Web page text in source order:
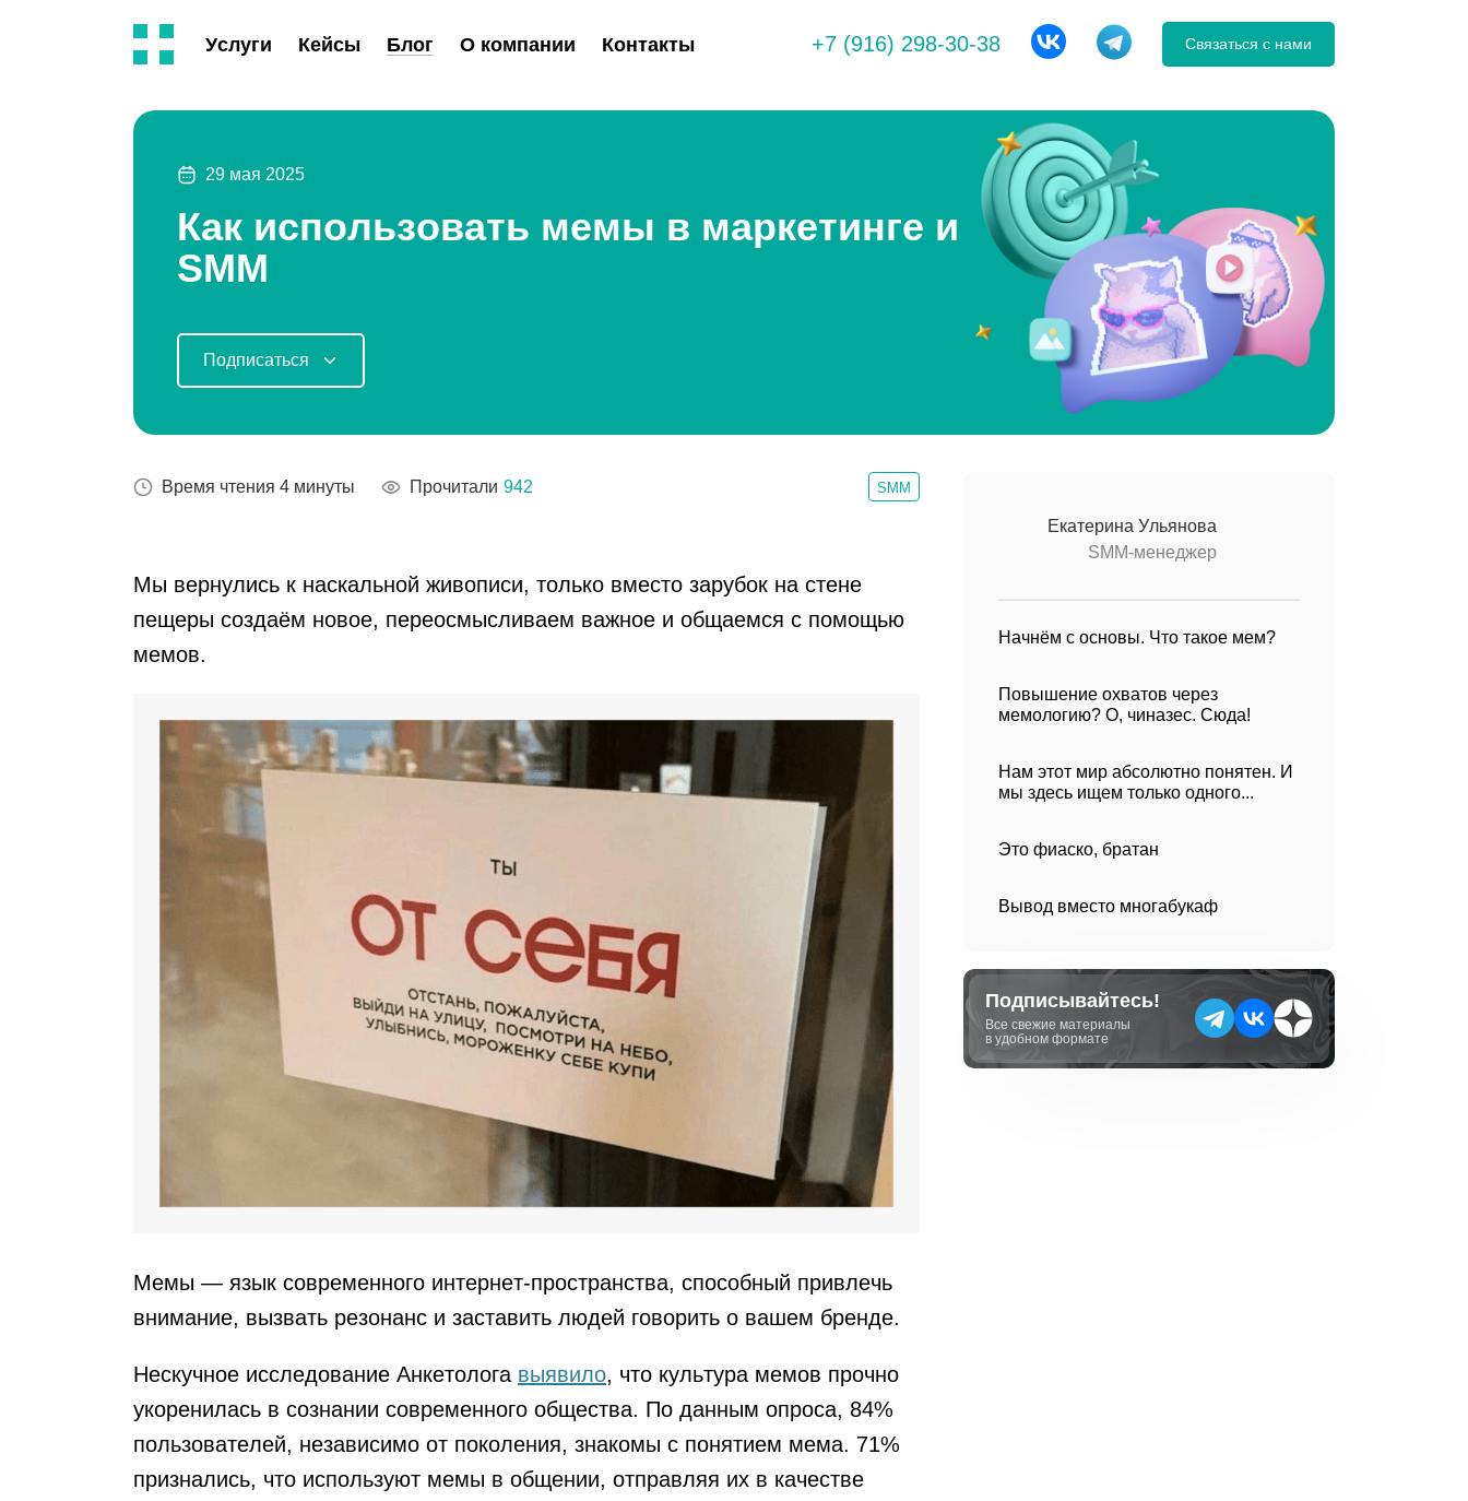
Услуги Кейсы Блог О компании Контакты +7 (916) 298-30-38 Связаться с нами
29 мая 2025
Как использовать мемы в маркетинге и
SMM
Подписаться
Время чтения 4 минуты Прочитали 942 SMM
Мы вернулись к наскальной живописи, только вместо зарубок на стене
пещеры создаём новое, переосмысливаем важное и общаемся с помощью
мемов.
Мемы — язык современного интернет-пространства, способный привлечь
внимание, вызвать резонанс и заставить людей говорить о вашем бренде.
Нескучное исследование Анкетолога выявило, что культура мемов прочно
укоренилась в сознании современного общества. По данным опроса, 84%
пользователей, независимо от поколения, знакомы с понятием мема. 71%
признались, что используют мемы в общении, отправляя их в качестве
Екатерина Ульянова
SMM-менеджер
Начнём с основы. Что такое мем?
Повышение охватов через
мемологию? О, чиназес. Сюда!
Нам этот мир абсолютно понятен. И
мы здесь ищем только одного...
Это фиаско, братан
Вывод вместо многабукаф
Подписывайтесь!
Все свежие материалы
в удобном формате